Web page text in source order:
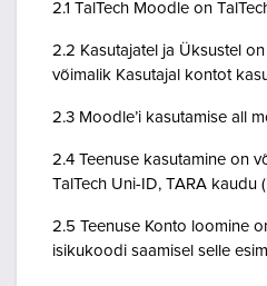
2.1 TalTech Moodle on
2.2 Kasutajatel ja Üksustel
võimalik Kasutajal kontot
2.3 Moodle’i kasutamise all
2.4 Teenuse kasutamine on
TalTech Uni-ID, TARA
2.5 Teenuse Konto loomine
isikukoodi saamisel selle